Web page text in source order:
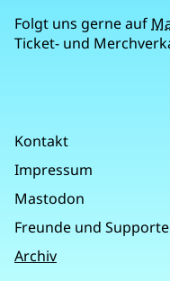
Folgt uns gerne auf
Ticket- und
Kontakt
Impressum
Mastodon
Freunde und
Archiv